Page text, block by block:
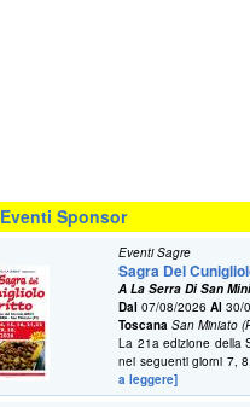
Eventi Sponsor
Eventi Sagre
Sagra Del
A La Serra Di San
Dal 07/08/2026Al 30/
Toscana San Miniato
La 21a edizione della
nei seguenti giorni 7,
a leggere]